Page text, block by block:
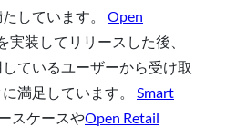
しています。 Open
実装してリリースした後、
ているユーザーから受け取
満足しています。 Smart
スケースやOpen Retail